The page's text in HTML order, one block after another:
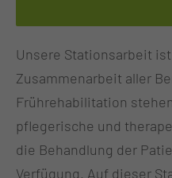
Unsere Stationsarbeit
Zusammenarbeit aller
Frührehabilitation
pflegerische und
die Behandlung der
Verfügung. Auf dieser